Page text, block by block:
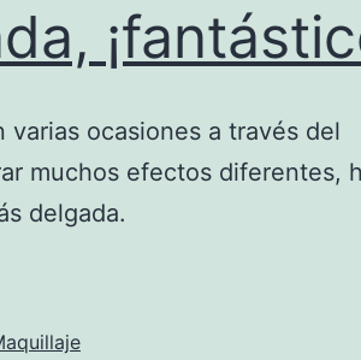
varias ocasiones a través del
muchos efectos diferentes,
delgada.